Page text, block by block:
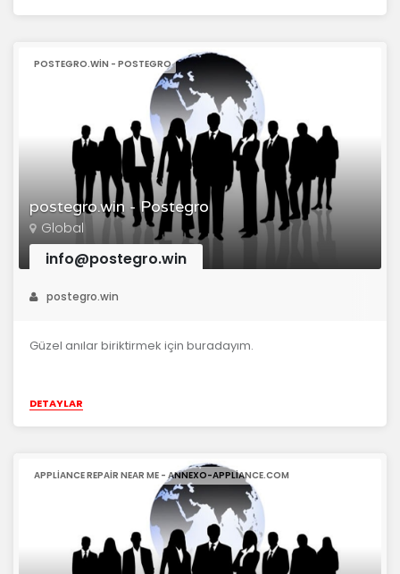
postegro.win - Postegro
POSTEGRO.WIN - POSTEGRO
Global
info@postegro.win
postegro.win
Güzel anılar biriktirmek için buradayım.
DETAYLAR
APPLIANCE REPAIR NEAR ME - ANNEXO-APPLIANCE.COM